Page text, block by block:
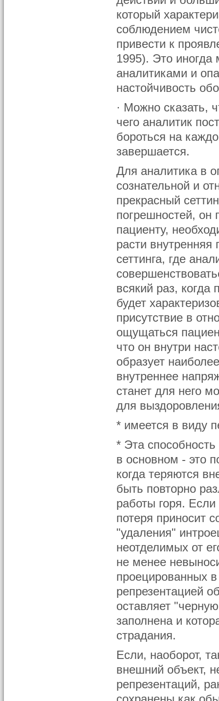
который
соблюдением
привести к
1995). Это иногда
аналитиками и
настойчивость
· Можно сказать,
чего аналитик
бороться на
завершается.
Для аналитика в
сознательной и
прекрасный
погрешностей, он
пациенту,
расти внутренняя
сеттинга, где
всякий раз, когда
будет
присутствие в
ощущаться
что он внутри
образует
внутреннее
станет для него
для
* имеется в виду
* Эта
в основном - это
когда теряются
быть повторно
работы горя. Если
потеря приносит
"удаления"
неотделимых от
не менее
проецированных
репрезентацией
оставляет
заполнена и
страдания.
Если, наоборот,
внешний объект,
репрезентаций,